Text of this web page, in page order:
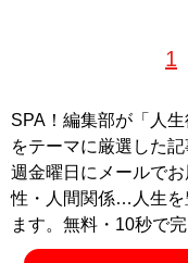
1
広く精通。3度の世界一
送る。
記事一覧へ
SPA！編集部が「人生
をテーマに厳選した
週金曜日にメールで
性・人間関係…人生を
ます。無料・10秒で完